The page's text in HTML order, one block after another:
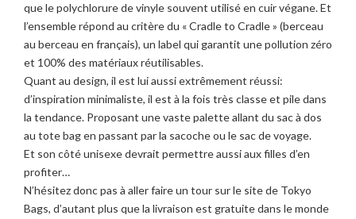
que le polychlorure de vinyle souvent utilisé en cuir végane. Et
l’ensemble répond au critère du « Cradle to Cradle » (berceau
au berceau en français), un label qui garantit une pollution zéro
et 100% des matériaux réutilisables.
Quant au design, il est lui aussi extrêmement réussi:
d’inspiration minimaliste, il est à la fois très classe et pile dans
la tendance. Proposant une vaste palette allant du sac à dos
au tote bag en passant par la sacoche ou le sac de voyage.
Et son côté unisexe devrait permettre aussi aux filles d’en
profiter…
N’hésitez donc pas à aller faire un tour sur le site de Tokyo
Bags, d’autant plus que la livraison est gratuite dans le monde